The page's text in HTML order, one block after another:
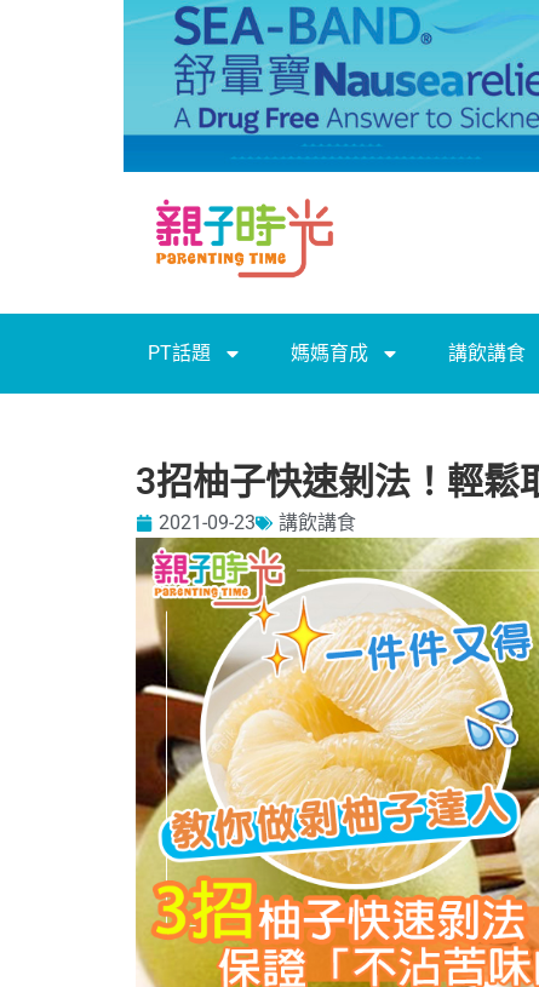
PT話題 媽媽育成 講飲講食
3招柚子快速剝法！輕鬆
2021-09-23 講飲講食